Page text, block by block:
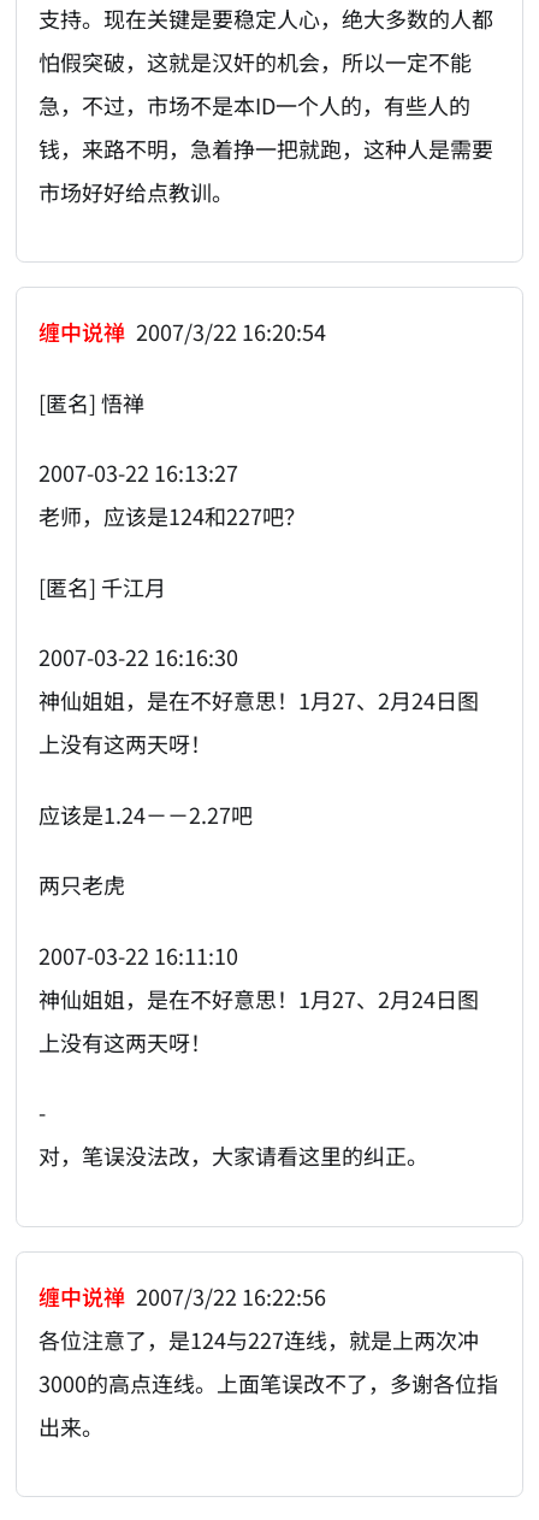
支持。现在关键是要稳定人心，绝大多数的人都
怕假突破，这就是汉奸的机会，所以一定不能
急，不过，市场不是本ID一个人的，有些人的
钱，来路不明，急着挣一把就跑，这种人是需要
市场好好给点教训。
缠中说禅 2007/3/22 16:20:54
[匿名] 悟禅
2007-03-22 16:13:27
老师，应该是124和227吧？
[匿名] 千江月
2007-03-22 16:16:30
神仙姐姐，是在不好意思！1月27、2月24日图
上没有这两天呀！
应该是1.24－－2.27吧
两只老虎
2007-03-22 16:11:10
神仙姐姐，是在不好意思！1月27、2月24日图
上没有这两天呀！
-
对，笔误没法改，大家请看这里的纠正。
缠中说禅 2007/3/22 16:22:56
各位注意了，是124与227连线，就是上两次冲
3000的高点连线。上面笔误改不了，多谢各位指
出来。